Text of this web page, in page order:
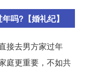
吗?【婚礼纪】
接去男方家过年
庭更重要，不如共